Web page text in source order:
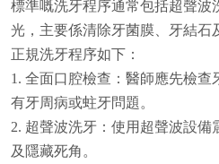
標準嘅洗牙程序通常包括超聲波
光，主要係清除牙菌膜、牙結石
正規洗牙程序如下：
1. 全面口腔檢查：醫師應先檢
有牙周病或蛀牙問題。
2. 超聲波洗牙：使用超聲波設備
及隱藏死角。